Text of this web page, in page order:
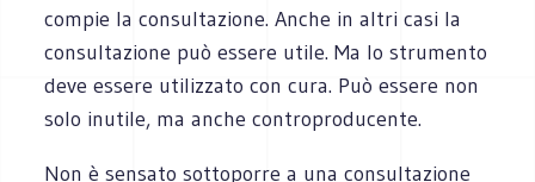
compie la consultazione. Anche in altri casi la
consultazione può essere utile. Ma lo strumento
deve essere utilizzato con cura. Può essere non
solo inutile, ma anche controproducente.
Non è sensato sottoporre a una consultazione